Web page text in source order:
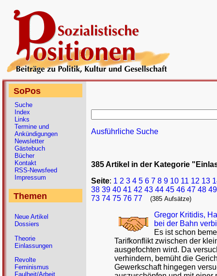
Ausführliche Suche
385 Artikel in der Kategorie
Seite: 1 2 3 4 5 6 7 8 9 10 11 12 13
38 39 40 41 42 43 44 45 46 47 48 49
73 74 75 76 77 (385 Aufsätze)
Gregor Kritidis,
bei der Bahn
Es ist schon
Tarifkonflikt zwischen der
ausgefochten wird. Da
verhindern, bemüht die
Gewerkschaft hingegen
SoPos
Suche
Index
Links
Termine und
Ankündigungen
Newsletter
Gästebuch
Bücher
Kontakt
RSS-Newsfeed
Impressum
Themen
Neue Artikel
Dossiers
Theorie
Einlassungen
Revolte
Feminismus
Faulheit/Arbeit